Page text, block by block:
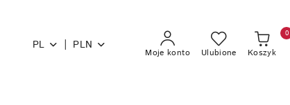
PL | PLN
Moje konto Ulubione Koszyk
0